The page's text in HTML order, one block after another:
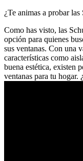
¿Te animas a probar
Como has visto, las
opción para quienes
sus ventanas. Con una
características como
buena estética, existen
ventanas para tu hogar.